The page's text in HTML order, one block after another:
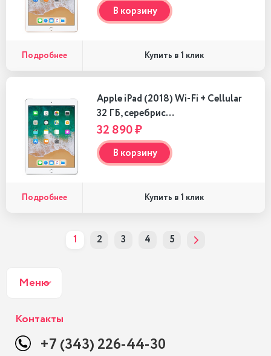
В корзину
Подробнее Купить в 1 клик
Apple iPad (2018) Wi-Fi + Cellular
32 ГБ, серебрис…
32 890 ₽
В корзину
Подробнее Купить в 1 клик
1 2 3 4 5
Меню
Контакты
+7 (343) 226-44-30